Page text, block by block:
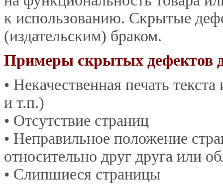
к использованию. Скрытые
(издательским) браком.
Примеры скрытых дефектов
• Некачественная печать
и т.п.)
• Отсутствие страниц
• Неправильное положение
относительно друг друга или
• Слипшиеся страницы